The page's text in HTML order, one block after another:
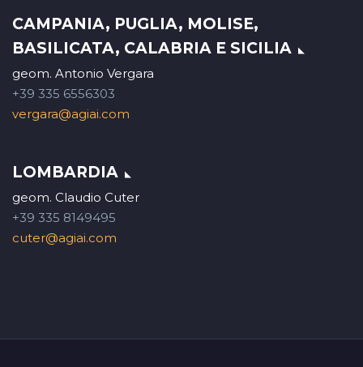
CAMPANIA, PUGLIA, MOLISE,
BASILICATA, CALABRIA E SICILIA
geom. Antonio Vergara
+39 335 6556303
vergara@agiai.com
LOMBARDIA
geom. Claudio Cuter
+39 335 8149495
cuter@agiai.com